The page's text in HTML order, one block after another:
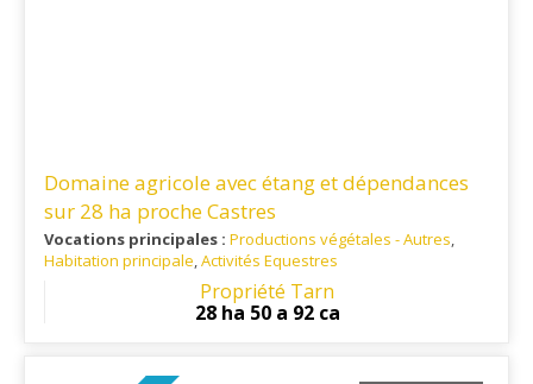
Domaine agricole avec étang et dépendances
sur 28 ha proche Castres
Vocations principales : Productions végétales - Autres,
Habitation principale,Activités Equestres
: Petit village rural du département du Tarn, à
environ 6 km au sud de Graulhet et une vingtaine de
kilomètres au nord-ouest de Castres, dans l’arrondissement
Propriété Tarn
28 ha 50 a 92 ca